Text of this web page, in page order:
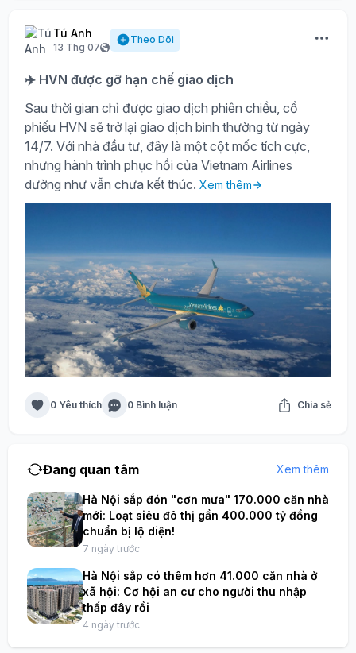
Tú Anh
13 Thg 07
Theo Dõi
✈️ HVN được gỡ hạn chế giao dịch
Sau thời gian chỉ được giao dịch phiên chiều, cổ
phiếu HVN sẽ trở lại giao dịch bình thường từ ngày
14/7. Với nhà đầu tư, đây là một cột mốc tích cực,
nhưng hành trình phục hồi của Vietnam Airlines
dường như vẫn chưa kết thúc. Xem thêm
0 Yêu thích 0 Bình luận Chia sẻ
Đang quan tâm Xem thêm
Hà Nội sắp đón "cơn mưa" 170.000 căn nhà
mới: Loạt siêu đô thị gần 400.000 tỷ đồng
chuẩn bị lộ diện!
7 ngày trước
Hà Nội sắp có thêm hơn 41.000 căn nhà ở
xã hội: Cơ hội an cư cho người thu nhập
thấp đây rồi
4 ngày trước